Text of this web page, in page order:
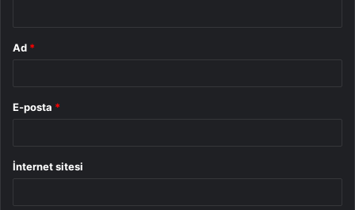
Ad *
E-posta *
İnternet sitesi